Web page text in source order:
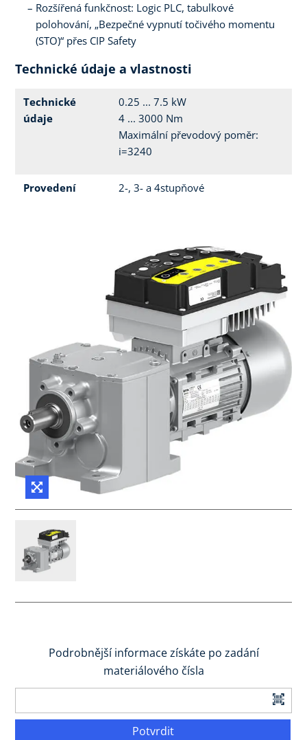
Rozšířená funkčnost: Logic PLC, tabulkové
polohování, „Bezpečné vypnutí točivého momentu
(STO)“ přes CIP Safety
Technické údaje a vlastnosti
Technické
údaje
0.25 ... 7.5 kW
4 ... 3000 Nm
Maximální převodový poměr:
i=3240
Provedení 2-, 3- a 4stupňové
Podrobnější informace získáte po zadání
materiálového čísla
Potvrdit